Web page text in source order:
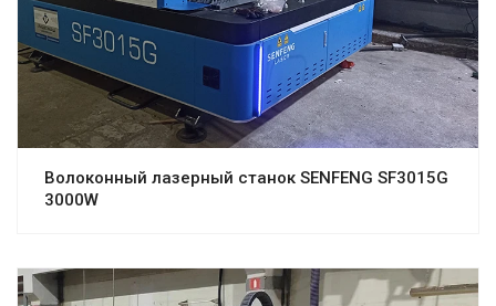
Волоконный лазерный станок SENFENG SF3015G
3000W